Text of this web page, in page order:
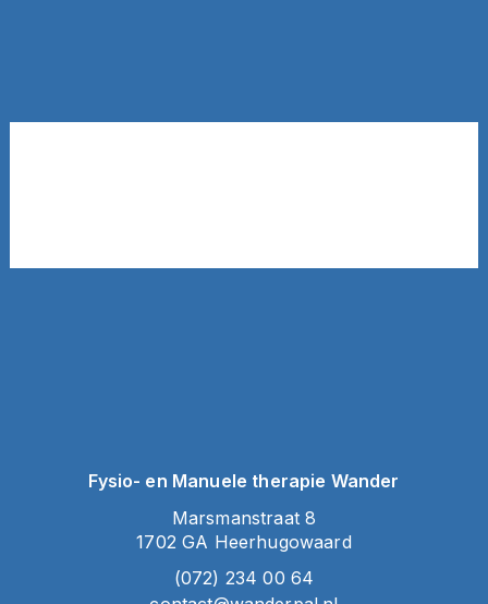
Fysio- en Manuele therapie Wander
Marsmanstraat 8
1702 GA Heerhugowaard
(072) 234 00 64